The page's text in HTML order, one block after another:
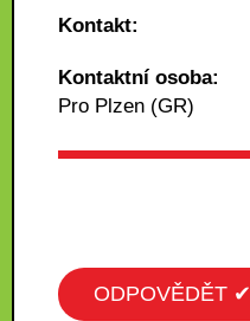
Kontakt:
Kontaktní osoba:
Pro Plzen (GR)
ODPOVĚDĚT ✔